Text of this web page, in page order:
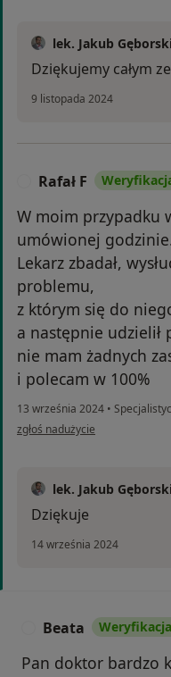
lek. Jakub Gęborski
Dziękujemy całym
9 listopada 2024
Rafał F
W moim przypadku
umówionej
Lekarz zbadał,
problemu,
z którym się do
a następnie
nie mam żadnych
i polecam w 100%
13 września 2024 •
w opinii użytkownika Rafał F
zgłoś nadużycie
lek. Jakub Gęborski
Dziękuje
14 września 2024
Beata
Pan doktor bardzo